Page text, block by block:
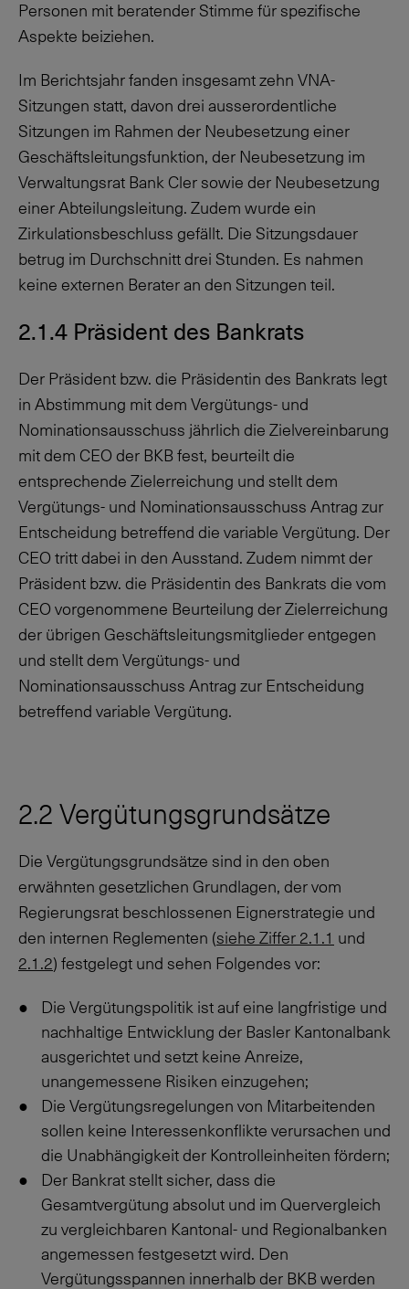
Personen mit beratender Stimme für spezifische
Aspekte beiziehen.
Im Berichtsjahr fanden insgesamt zehn VNA-
Sitzungen statt, davon drei ausserordentliche
Sitzungen im Rahmen der Neubesetzung einer
Geschäftsleitungsfunktion, der Neubesetzung im
Verwaltungsrat Bank Cler sowie der Neubesetzung
einer Abteilungsleitung. Zudem wurde ein
Zirkulationsbeschluss gefällt. Die Sitzungsdauer
betrug im Durchschnitt drei Stunden. Es nahmen
keine externen Berater an den Sitzungen teil.
2.1.4 Präsident des Bankrats
Der Präsident bzw. die Präsidentin des Bankrats legt
in Abstimmung mit dem Vergütungs- und
Nominationsausschuss jährlich die Zielvereinbarung
mit dem CEO der BKB fest, beurteilt die
entsprechende Zielerreichung und stellt dem
Vergütungs- und Nominationsausschuss Antrag zur
Entscheidung betreffend die variable Vergütung. Der
CEO tritt dabei in den Ausstand. Zudem nimmt der
Präsident bzw. die Präsidentin des Bankrats die vom
CEO vorgenommene Beurteilung der Zielerreichung
der übrigen Geschäftsleitungsmitglieder entgegen
und stellt dem Vergütungs- und
Nominationsausschuss Antrag zur Entscheidung
betreffend variable Vergütung.
2.2 Vergütungsgrundsätze
Die Vergütungsgrundsätze sind in den oben
erwähnten gesetzlichen Grundlagen, der vom
Regierungsrat beschlossenen Eignerstrategie und
den internen Reglementen (siehe Ziffer 2.1.1 und
2.1.2) festgelegt und sehen Folgendes vor:
Die Vergütungspolitik ist auf eine langfristige und
nachhaltige Entwicklung der Basler Kantonalbank
ausgerichtet und setzt keine Anreize,
unangemessene Risiken einzugehen;
Die Vergütungsregelungen von Mitarbeitenden
sollen keine Interessenkonflikte verursachen und
die Unabhängigkeit der Kontrolleinheiten fördern;
Der Bankrat stellt sicher, dass die
Gesamtvergütung absolut und im Quervergleich
zu vergleichbaren Kantonal- und Regionalbanken
angemessen festgesetzt wird. Den
Vergütungsspannen innerhalb der BKB werden